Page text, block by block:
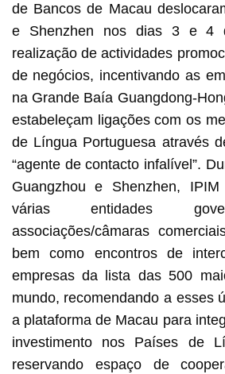
de Bancos de Macau
e Shenzhen nos dias 3 e 4
realização de actividades
de negócios, incentivando as
na Grande Baía Guangdong-
estabeleçam ligações com os
de Língua Portuguesa através
“agente de contacto infalível”.
Guangzhou e Shenzhen,
várias entidades
associações/câmaras
bem como encontros de
empresas da lista das 500
mundo, recomendando a esses
a plataforma de Macau para
investimento nos Países de
reservando espaço de